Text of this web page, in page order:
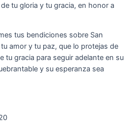
tu gloria y tu gracia, en honor a
tus bendiciones sobre San
amor y tu paz, que lo protejas de
tu gracia para seguir adelante en su
y su esperanza sea